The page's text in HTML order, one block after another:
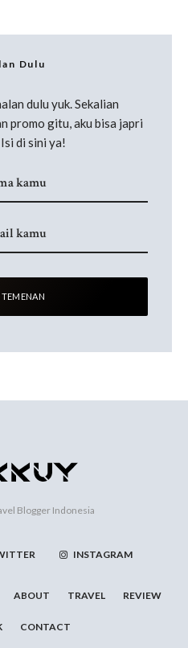
Dulu
dulu yuk. Sekalian
promo gitu, aku bisa japri
di sini ya!
Blogger Indonesia
INSTAGRAM
ABOUT TRAVEL REVIEW
CONTACT